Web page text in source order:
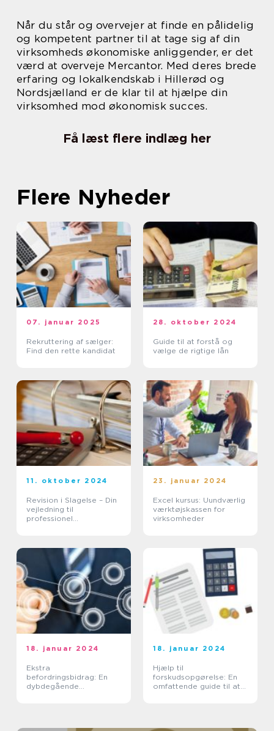
Når du står og overvejer at finde en pålidelig
og kompetent partner til at tage sig af din
virksomheds økonomiske anliggender, er det
værd at overveje Mercantor. Med deres brede
erfaring og lokalkendskab i Hillerød og
Nordsjælland er de klar til at hjælpe din
virksomhed mod økonomisk succes.
Få læst flere indlæg her
Flere Nyheder
07. januar 2025
Rekruttering af sælger:
Find den rette kandidat
28. oktober 2024
Guide til at forstå og
vælge de rigtige lån
11. oktober 2024
Revision i Slagelse – Din
vejledning til
professionel
23. januar 2024
Excel kursus: Uundværlig
værktøjskassen for
virksomheder
18. januar 2024
Ekstra
befordringsbidrag: En
dybdegående
18. januar 2024
Hjælp til
forskudsopgørelse: En
omfattende guide til at